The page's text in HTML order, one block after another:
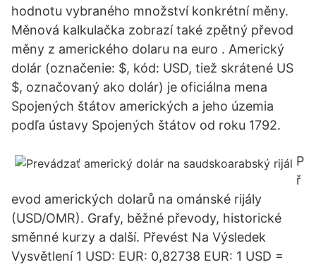
hodnotu vybraného množství konkrétní měny.
Měnová kalkulačka zobrazí také zpětný převod
měny z amerického dolaru na euro . Americký
dolár (označenie: $, kód: USD, tiež skrátené US
$, označovaný ako dolár) je oficiálna mena
Spojených štátov amerických a jeho územia
podľa ústavy Spojených štátov od roku 1792.
P
ř
evod amerických dolarů na ománské rijály
(USD/OMR). Grafy, běžné převody, historické
směnné kurzy a další. Převést Na Výsledek
Vysvětlení 1 USD: EUR: 0,82738 EUR: 1 USD =